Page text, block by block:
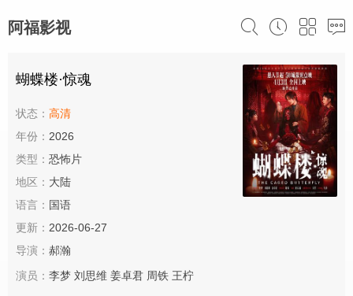
阿福影视
蝴蝶楼·惊魂
状态： 高清
年份： 2026
类型： 恐怖片
地区： 大陆
语言： 国语
更新： 2026-06-27
导演： 郝瀚
演员： 李梦 刘思维 姜卓君 周铁 王柠